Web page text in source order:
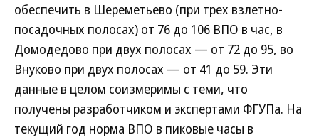
обеспечить в Шереметьево (при трех взлетно-
посадочных полосах) от 76 до 106 ВПО в час, в
Домодедово при двух полосах — от 72 до 95, во
Внуково при двух полосах — от 41 до 59. Эти
данные в целом соизмеримы с теми, что
получены разработчиком и экспертами ФГУПа. На
текущий год норма ВПО в пиковые часы в